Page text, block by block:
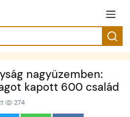
nagyüzemben:
kapott 600 család
274